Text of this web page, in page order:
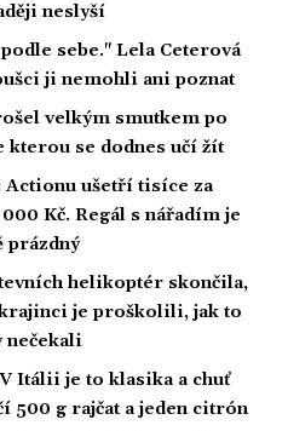
neslyší
sebe." Lela Ceterová
ji nemohli ani poznat
velkým smutkem po
kterou se dodnes učí žít
Actionu ušetří tisíce za
Kč. Regál s nářadím je
prázdný
helikoptér skončila,
je proškolili, jak to
nečekali
Itálii je to klasika a chuť
500 g rajčat a jeden citrón